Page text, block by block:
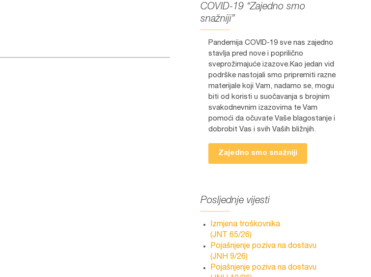
COVID-19 “Zajedno smo
snažniji”
Pandemija COVID-19 sve nas zajedno
stavlja pred nove i poprilično
sveprožimajuće izazove.Kao jedan vid
podrške nastojali smo pripremiti razne
materijale koji Vam, nadamo se, mogu
biti od koristi u suočavanja s brojnim
svakodnevnim izazovima te Vam
pomoći da očuvate Vaše blagostanje i
dobrobit Vas i svih Vaših bližnjih.
Zajedno smo snažniji
Posljednje vijesti
Izmjena troškovnika
(JNT 65/26)
Pojašnjenje poziva na dostavu
(JNH 9/26)
Pojašnjenje poziva na dostavu